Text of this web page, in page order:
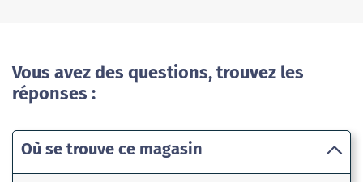
Vous avez des questions, trouvez les
réponses :
Où se trouve ce magasin